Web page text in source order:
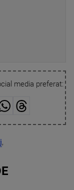
media preferat:
,